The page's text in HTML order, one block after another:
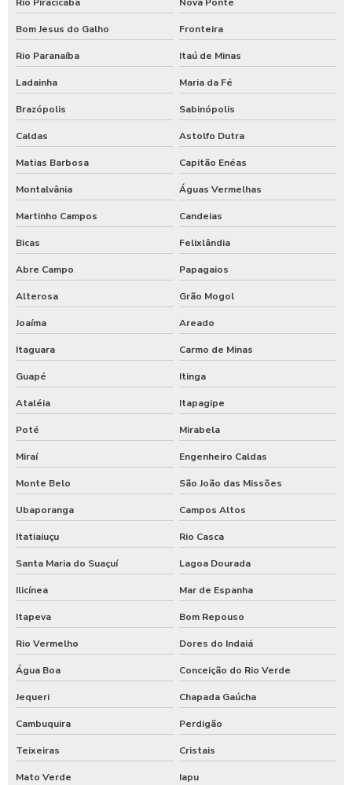
Rio Piracicaba Nova Ponte
Bom Jesus do Galho Fronteira
Rio Paranaíba Itaú de Minas
Ladainha Maria da Fé
Brazópolis Sabinópolis
Caldas Astolfo Dutra
Matias Barbosa Capitão Enéas
Montalvânia Águas Vermelhas
Martinho Campos Candeias
Bicas Felixlândia
Abre Campo Papagaios
Alterosa Grão Mogol
Joaíma Areado
Itaguara Carmo de Minas
Guapé Itinga
Ataléia Itapagipe
Poté Mirabela
Miraí Engenheiro Caldas
Monte Belo São João das Missões
Ubaporanga Campos Altos
Itatiaiuçu Rio Casca
Santa Maria do Suaçuí Lagoa Dourada
Ilicínea Mar de Espanha
Itapeva Bom Repouso
Rio Vermelho Dores do Indaiá
Água Boa Conceição do Rio Verde
Jequeri Chapada Gaúcha
Cambuquira Perdigão
Teixeiras Cristais
Mato Verde Iapu